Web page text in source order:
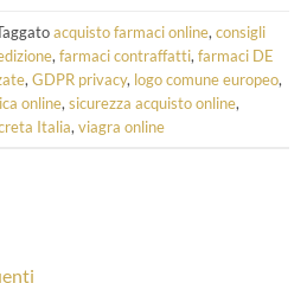
acquisto farmaci online, consigli
, farmaci contraffatti, farmaci DE
, GDPR privacy, logo comune europeo,
online, sicurezza acquisto online,
Italia, viagra online